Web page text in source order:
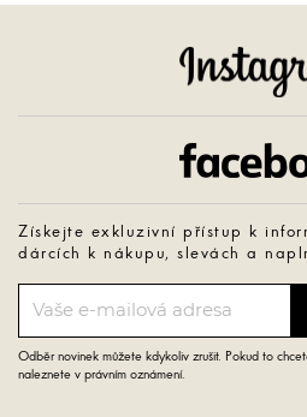
Získejte exkluzivní přístup k
dárcích k nákupu, slevách a
Odběr novinek můžete kdykoliv zrušit. Pokud to
naleznete v právním oznámení.